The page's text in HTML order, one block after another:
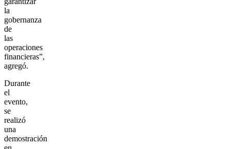
la
gobernanza
de
las
operaciones
financieras”,
agregó.
Durante
el
evento,
se
realizó
una
demostración